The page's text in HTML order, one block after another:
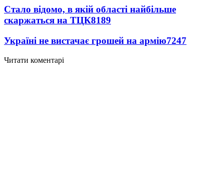
Стало відомо, в якій області найбільше
скаржаться на ТЦК8189
Україні не вистачає грошей на армію7247
Читати коментарі